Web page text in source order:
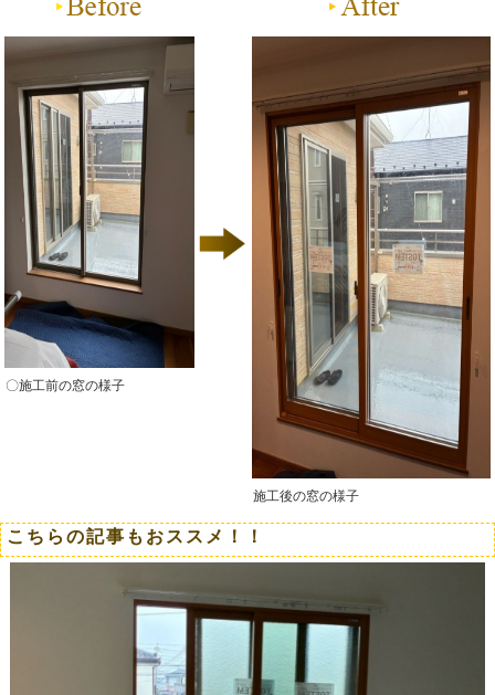
〇施工前の窓の様子
施工後の窓の様子
こちらの記事もおススメ！！